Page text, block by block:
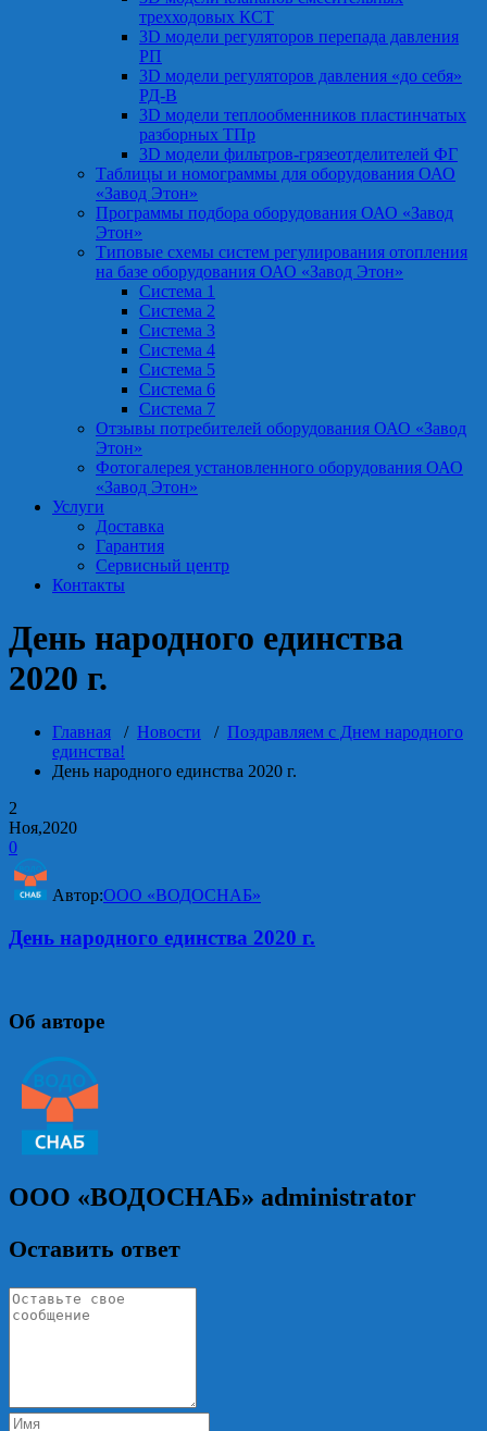
трехходовых КСТ
3D модели регуляторов перепада давления
РП
3D модели регуляторов давления «до себя»
РД-В
3D модели теплообменников пластинчатых
разборных ТПр
3D модели фильтров-грязеотделителей ФГ
Таблицы и номограммы для оборудования ОАО
«Завод Этон»
Программы подбора оборудования ОАО «Завод
Этон»
Типовые схемы систем регулирования отопления
на базе оборудования ОАО «Завод Этон»
Система 1
Система 2
Система 3
Система 4
Система 5
Система 6
Система 7
Отзывы потребителей оборудования ОАО «Завод
Этон»
Фотогалерея установленного оборудования ОАО
«Завод Этон»
Услуги
Доставка
Гарантия
Сервисный центр
Контакты
День народного единства
2020 г.
Главная / Новости / Поздравляем с Днем народного
единства!
День народного единства 2020 г.
2
Ноя,2020
0
Автор:ООО «ВОДОСНАБ»
День народного единства 2020 г.
Об авторе
ООО «ВОДОСНАБ» administrator
Оставить ответ